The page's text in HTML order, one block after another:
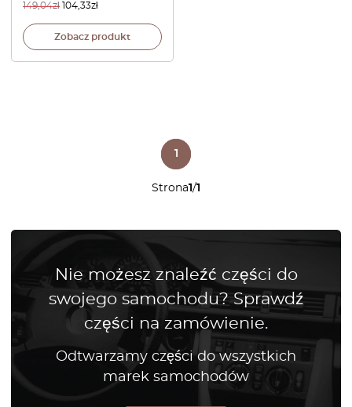
149,04zł 104,33zł
Zobacz produkt
Strona1/1
1
Nie możesz znaleźć części do
swojego samochodu? Sprawdź
części na zamówienie.
Odtwarzamy części do wszystkich
marek samochodów